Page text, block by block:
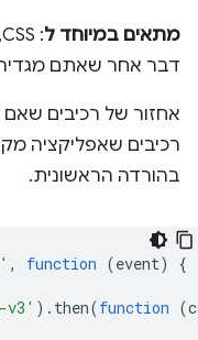
מתאים במיוחד ל
דבר אחר שאתם
אחזור של רכיבים
רכיבים שאפליקציה
בהורדה הראשונית.
, function (event)
{
v3' ). then(function (